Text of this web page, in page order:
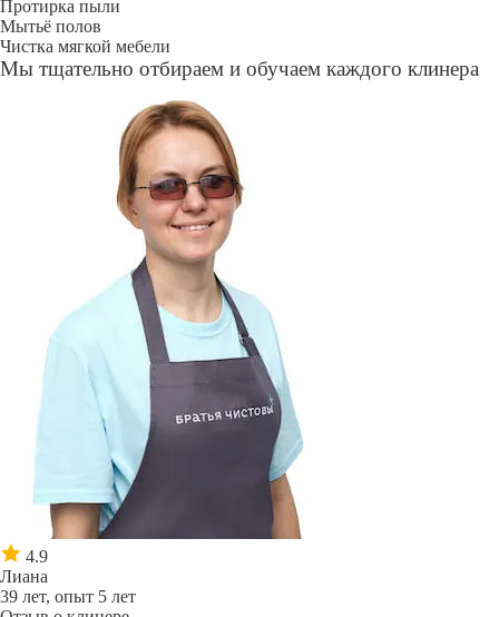
Протирка пыли
Мытьё полов
Чистка мягкой мебели
Мы тщательно отбираем и обучаем каждого клинера
4.9
Лиана
39 лет, опыт 5 лет